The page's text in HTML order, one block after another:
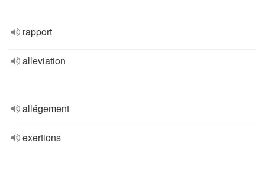
rapport
alleviation
allégement
exertions